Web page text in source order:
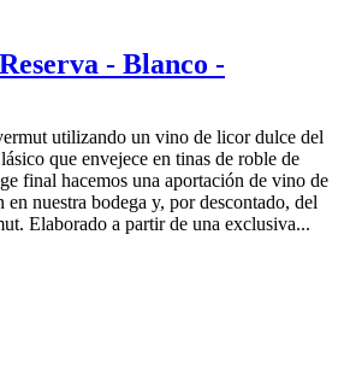
- Blanco -
utilizando un vino de licor dulce del
que envejece en tinas de roble de
final hacemos una aportación de vino de
nuestra bodega y, por descontado, del
Elaborado a partir de una exclusiva...